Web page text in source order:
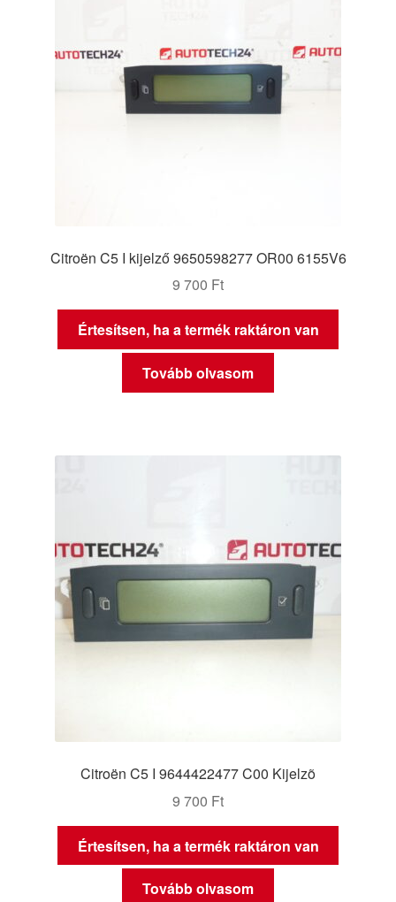
Citroën C5 I kijelző 9650598277 OR00 6155V6
9 700 Ft
Értesítsen, ha a termék raktáron van
Tovább olvasom
Citroën C5 I 9644422477 C00 Kijelzõ
9 700 Ft
Értesítsen, ha a termék raktáron van
Tovább olvasom